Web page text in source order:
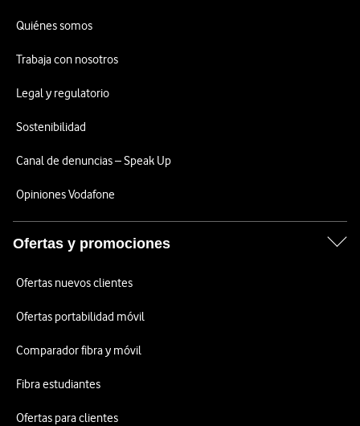
Quiénes somos
Trabaja con nosotros
Legal y regulatorio
Sostenibilidad
Canal de denuncias – Speak Up
Opiniones Vodafone
Ofertas y promociones
Ofertas nuevos clientes
Ofertas portabilidad móvil
Comparador fibra y móvil
Fibra estudiantes
Ofertas para clientes